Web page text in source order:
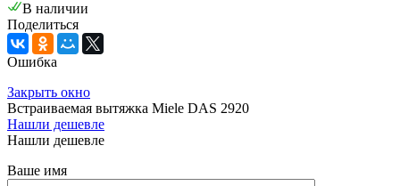
В наличии
Поделиться
Ошибка
Закрыть окно
Встраиваемая вытяжка Miele DAS 2920
Нашли дешевле
Нашли дешевле
Ваше имя